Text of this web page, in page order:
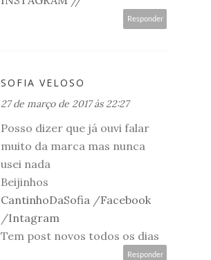
Responder
SOFIA VELOSO
27 de março de 2017 às 22:27
Posso dizer que já ouvi falar
muito da marca mas nunca
usei nada
Beijinhos
CantinhoDaSofia /Facebook
/Intagram
Tem post novos todos os dias
Responder